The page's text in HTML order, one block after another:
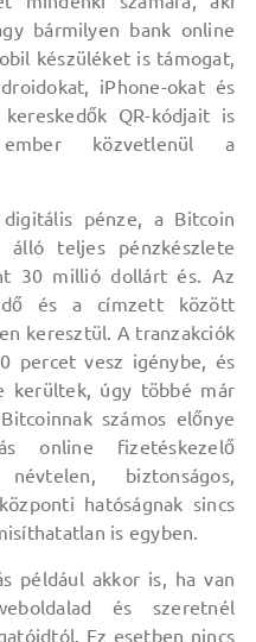
bármilyen bank online
készüléket is támogat,
iPhone-okat és
QR-kódjait is
közvetlenül a
pénze, a Bitcoin
álló teljes pénzkészlete
30 millió dollárt és. Az
és a címzett között
keresztül. A tranzakciók
percet vesz igénybe, és
kerültek, úgy többé már
számos előnye
online fizetéskezelő
biztonságos,
hatóságnak sincs
is egyben.
például akkor is, ha van
és szeretnél
Ez esetben nincs